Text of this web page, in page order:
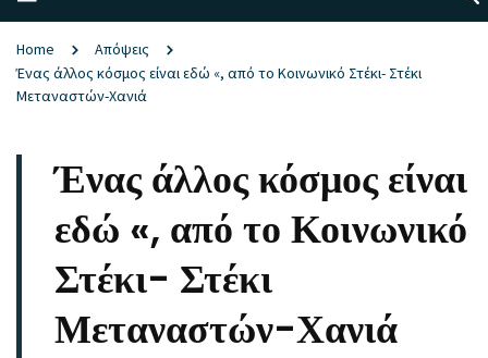
Home
Απόψεις
Ένας άλλος κόσμος είναι εδώ «, από το Κοινωνικό Στέκι- Στέκι
Μεταναστών-Χανιά
Ένας άλλος κόσμος είναι
εδώ «, από το Κοινωνικό
Στέκι- Στέκι
Μεταναστών-Χανιά